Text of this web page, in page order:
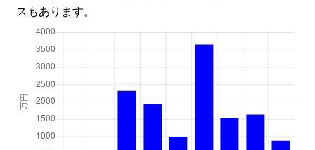
スもあります。